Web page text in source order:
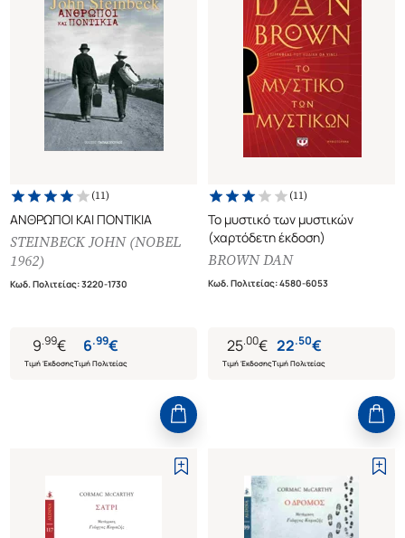
(11)
ΑΝΘΡΩΠΟΙ ΚΑΙ ΠΟΝΤΙΚΙΑ
STEINBECK JOHN (NOBEL
1962)
Κωδ. Πολιτείας:3220-1730
9.99€
Τιμή Έκδοσης
6.99€
Τιμή Πολιτείας
(11)
Το μυστικό των μυστικών
(χαρτόδετη έκδοση)
BROWN DAN
Κωδ. Πολιτείας:4580-6053
25.00€
Τιμή Έκδοσης
22.50€
Τιμή Πολιτείας